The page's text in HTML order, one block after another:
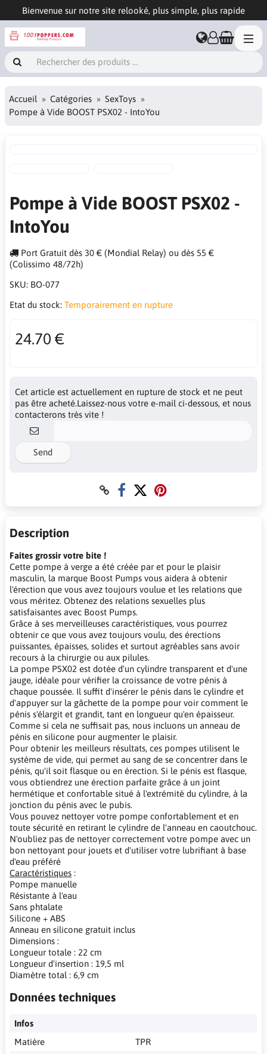
Bienvenue sur notre site relooké, plus simple, plus rapide
Accueil Catégories
SexToys
Pompe à Vide BOOST PSX02 - IntoYou
Pompe à Vide BOOST PSX02 -
IntoYou
Port Gratuit dès 30 € (Mondial Relay) ou dès 55 €
(Colissimo 48/72h)
SKU: BO-077
Etat du stock: Temporairement en rupture
24.70 €
Cet article est actuellement en rupture de stock et ne peut
pas être acheté.Laissez-nous votre e-mail ci-dessous, et nous
contacterons très vite !
Send
Description
Faites grossir votre bite !
Cette pompe à verge a été créée par et pour le plaisir
masculin, la marque Boost Pumps vous aidera à obtenir
l'érection que vous avez toujours voulue et les relations que
vous méritez. Obtenez des relations sexuelles plus
satisfaisantes avec Boost Pumps.
Grâce à ses merveilleuses caractéristiques, vous pourrez
obtenir ce que vous avez toujours voulu, des érections
puissantes, épaisses, solides et surtout agréables sans avoir
recours à la chirurgie ou aux pilules.
La pompe PSX02 est dotée d'un cylindre transparent et d'une
jauge, idéale pour vérifier la croissance de votre pénis à
chaque poussée. Il suffit d'insérer le pénis dans le cylindre et
d'appuyer sur la gâchette de la pompe pour voir comment le
pénis s'élargit et grandit, tant en longueur qu'en épaisseur.
Comme si cela ne suffisait pas, nous incluons un anneau de
pénis en silicone pour augmenter le plaisir.
Pour obtenir les meilleurs résultats, ces pompes utilisent le
système de vide, qui permet au sang de se concentrer dans le
pénis, qu'il soit flasque ou en érection. Si le pénis est flasque,
vous obtiendrez une érection parfaite grâce à un joint
hermétique et confortable situé à l'extrémité du cylindre, à la
jonction du pénis avec le pubis.
Vous pouvez nettoyer votre pompe confortablement et en
toute sécurité en retirant le cylindre de l'anneau en caoutchouc.
N'oubliez pas de nettoyer correctement votre pompe avec un
bon nettoyant pour jouets et d'utiliser votre lubrifiant à base
d'eau préféré
Caractéristiques :
Pompe manuelle
Résistante à l'eau
Sans phtalate
Silicone + ABS
Anneau en silicone gratuit inclus
Dimensions :
Longueur totale : 22 cm
Longueur d'insertion : 19,5 ml
Diamètre total : 6,9 cm
Données techniques
Infos
Matière
TPR